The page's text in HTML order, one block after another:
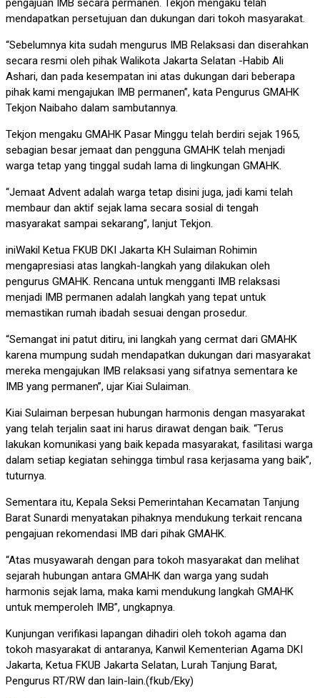
pengajuan IMB secara permanen. Tekjon mengaku telah
mendapatkan persetujuan dan dukungan dari tokoh masyarakat.
“Sebelumnya kita sudah mengurus IMB Relaksasi dan diserahkan
secara resmi oleh pihak Walikota Jakarta Selatan -Habib Ali
Ashari, dan pada kesempatan ini atas dukungan dari beberapa
pihak kami mengajukan IMB permanen”, kata Pengurus GMAHK
Tekjon Naibaho dalam sambutannya.
Tekjon mengaku GMAHK Pasar Minggu telah berdiri sejak 1965,
sebagian besar jemaat dan pengguna GMAHK telah menjadi
warga tetap yang tinggal sudah lama di lingkungan GMAHK.
“Jemaat Advent adalah warga tetap disini juga, jadi kami telah
membaur dan aktif sejak lama secara sosial di tengah
masyarakat sampai sekarang”, lanjut Tekjon.
iniWakil Ketua FKUB DKI Jakarta KH Sulaiman Rohimin
mengapresiasi atas langkah-langkah yang dilakukan oleh
pengurus GMAHK. Rencana untuk mengganti IMB relaksasi
menjadi IMB permanen adalah langkah yang tepat untuk
memastikan rumah ibadah sesuai dengan prosedur.
“Semangat ini patut ditiru, ini langkah yang cermat dari GMAHK
karena mumpung sudah mendapatkan dukungan dari masyarakat
mereka mengajukan IMB relaksasi yang sifatnya sementara ke
IMB yang permanen”, ujar Kiai Sulaiman.
Kiai Sulaiman berpesan hubungan harmonis dengan masyarakat
yang telah terjalin saat ini harus dirawat dengan baik. “Terus
lakukan komunikasi yang baik kepada masyarakat, fasilitasi warga
dalam setiap kegiatan sehingga timbul rasa kerjasama yang baik”,
tuturnya.
Sementara itu, Kepala Seksi Pemerintahan Kecamatan Tanjung
Barat Sunardi menyatakan pihaknya mendukung terkait rencana
pengajuan rekomendasi IMB dari pihak GMAHK.
“Atas musyawarah dengan para tokoh masyarakat dan melihat
sejarah hubungan antara GMAHK dan warga yang sudah
harmonis sejak lama, maka kami mendukung langkah GMAHK
untuk memperoleh IMB”, ungkapnya.
Kunjungan verifikasi lapangan dihadiri oleh tokoh agama dan
tokoh masyarakat di antaranya, Kanwil Kementerian Agama DKI
Jakarta, Ketua FKUB Jakarta Selatan, Lurah Tanjung Barat,
Pengurus RT/RW dan lain-lain.(fkub/Eky)